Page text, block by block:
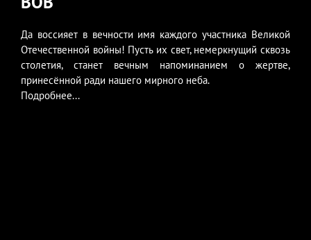
Да воссияет в вечности имя каждого участника Великой
Отечественной войны! Пусть их свет, немеркнущий сквозь
столетия, станет вечным напоминанием о жертве,
принесённой ради нашего мирного неба.
Подробнее...